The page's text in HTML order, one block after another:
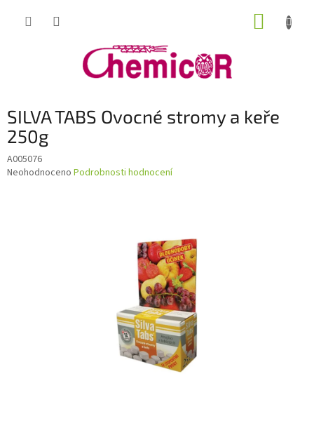
SILVA TABS Ovocné stromy a keře
250g
A005076
Průměrné
Neohodnoceno Podrobnosti hodnocení